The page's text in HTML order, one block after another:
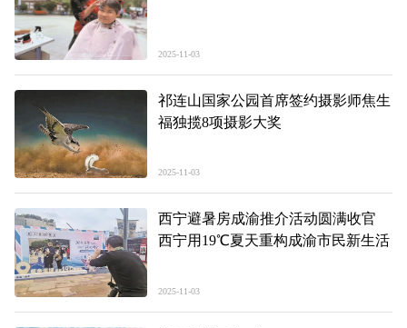
2025-11-03
祁连山国家公园首席签约摄影师焦生
福独揽8项摄影大奖
2025-11-03
西宁避暑房成渝推介活动圆满收官
西宁用19℃夏天重构成渝市民新生活
2025-11-03